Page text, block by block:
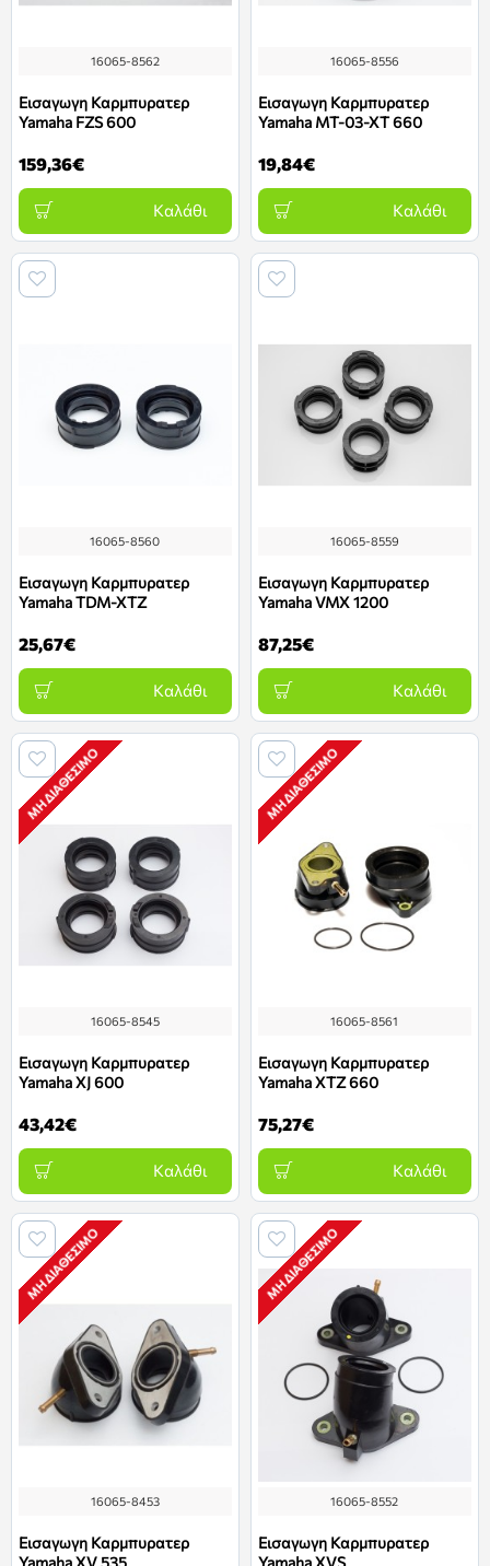
16065-8562
Εισαγωγη Καρμπυρατερ
Yamaha FZS 600
159,36€
Καλάθι
16065-8556
Εισαγωγη Καρμπυρατερ
Yamaha MT-03-XT 660
19,84€
Καλάθι
16065-8560
Εισαγωγη Καρμπυρατερ
Yamaha TDM-XTZ
25,67€
Καλάθι
16065-8559
Εισαγωγη Καρμπυρατερ
Yamaha VMX 1200
87,25€
Καλάθι
ΜΗ ΔΙΑΘΈΣΙΜΟ
16065-8545
Εισαγωγη Καρμπυρατερ
Yamaha XJ 600
43,42€
Καλάθι
ΜΗ ΔΙΑΘΈΣΙΜΟ
16065-8561
Εισαγωγη Καρμπυρατερ
Yamaha XTZ 660
75,27€
Καλάθι
ΜΗ ΔΙΑΘΈΣΙΜΟ
16065-8453
Εισαγωγη Καρμπυρατερ
ΜΗ ΔΙΑΘΈΣΙΜΟ
16065-8552
Εισαγωγη Καρμπυρατερ